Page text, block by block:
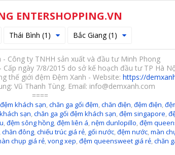
ENTERSHOPPING.VN
Thái Bình (1) Bắc Giang (1)
- Công ty TNHH sản xuất và đầu tư Minh Phong
Cấp ngày 7/8/2015 do sở kế hoạch đầu tư TP Hà
thế giới đệm Đệm Xanh - Website: https://
Vũ Thanh Tùng. Email: info@demxanh.com
====
khách sạn chăn ga gối đệm chăn điện đệm điện
sạn chăn ga gối đệm khách sạn đệm singapore
đệm sông hồng đệm liên á nệm dunlopillo đệm
chăn đông chiếu trúc giá rẻ gối nước đệm nước màn
chụp giá rẻ vong xep đệm queensweet giá rẻ chăn